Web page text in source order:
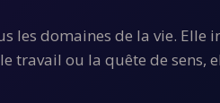
domaines de la vie. Elle
ou la quête de sens,